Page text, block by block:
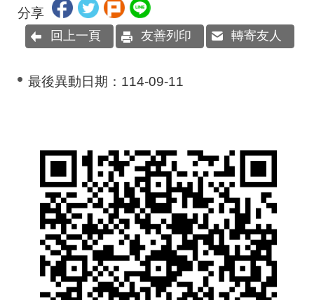
分享
回上一頁 友善列印 轉寄友人
最後異動日期： 114-09-11